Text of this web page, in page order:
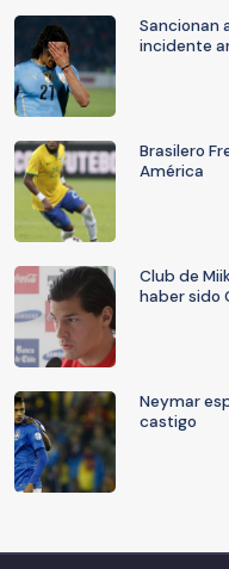
Sancionan
incidente
Brasilero
América
Club de
haber sido
Neymar
castigo